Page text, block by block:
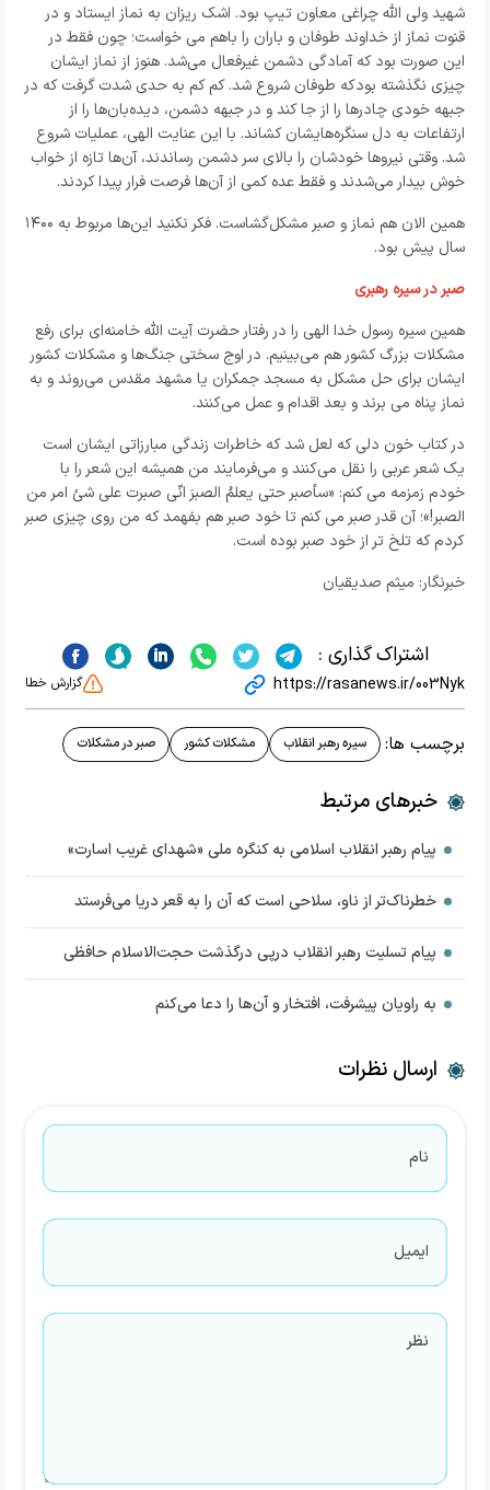
شهید ولی الله چراغی معاون تیپ بود. اشک ریزان به نماز ایستاد و در
قنوت نماز از خداوند طوفان و باران را باهم می خواست؛ چون فقط در
این صورت بود که آمادگی دشمن غیرفعال می‌شد. هنوز از نماز ایشان
چیزی نگذشته بودکه طوفان شروع شد. کم کم به حدی شدت گرفت که در
جبهه خودی چادرها را از جا کند و در جبهه دشمن، دیده‌بان‌ها را از
ارتفاعات به دل سنگره‌هایشان کشاند. با این عنایت الهی، عملیات شروع
شد. وقتی نیروها خودشان را بالای سر دشمن رساندند، آن‌ها تازه از خواب
خوش بیدار می‌شدند و فقط عده کمی از آن‌ها فرصت فرار پیدا کردند.
همین الان هم نماز و صبر مشکل‌گشاست. فکر نکنید این‌ها مربوط به ۱۴۰۰
سال پیش بود.
صبر در سیره رهبری
همین سیره رسول خدا الهی را در رفتار حضرت آیت الله خامنه‌ای برای رفع
مشکلات بزرگ کشور هم می‌بینیم. در اوج سختی جنگ‌ها و مشکلات کشور
ایشان برای حل مشکل به مسجد جمکران یا مشهد مقدس می‌روند و به
نماز پناه می برند و بعد اقدام و عمل می‌کنند.
در کتاب خون دلی که لعل شد که خاطرات زندگی مبارزاتی ایشان است
یک شعر عربی را نقل می‌کنند و می‌فرمایند من همیشه این شعر را با
خودم زمزمه می کنم: «سأصبر حتى يعلمُ الصبرَ انّى صبرت على شئ امر من
الصبر!»؛ آن قدر صبر می کنم تا خود صبر هم بفهمد که من روی چیزی صبر
کردم که تلخ تر از خود صبر بوده است.
خبرنگار: میثم صدیقیان
اشتراک گذاری :
https://rasanews.ir/003Nyk گزارش خطا
برچسب ها: سیره رهبر انقلاب مشکلات کشور صبر در مشکلات
خبرهای مرتبط
پیام رهبر انقلاب اسلامی به کنگره ملی «شهدای غریب اسارت»
خطرناک‌تر از ناو، سلاحی است که آن را به قعر دریا می‌فرستد
پیام تسلیت رهبر انقلاب درپی درگذشت حجت‌الاسلام حافظی
به راویان پیشرفت، افتخار و آن‌ها را دعا می‌کنم
ارسال نظرات